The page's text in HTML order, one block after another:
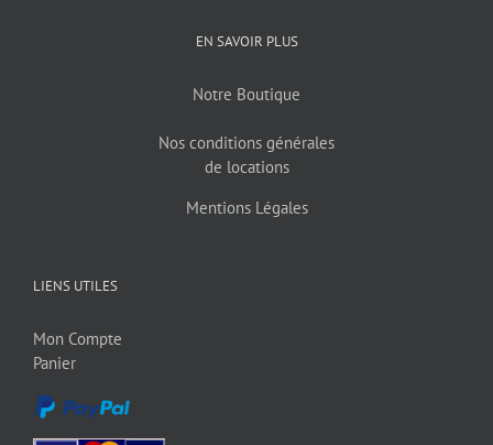
EN SAVOIR PLUS
Notre Boutique
Nos conditions générales
de locations
Mentions Légales
LIENS UTILES
Mon Compte
Panier